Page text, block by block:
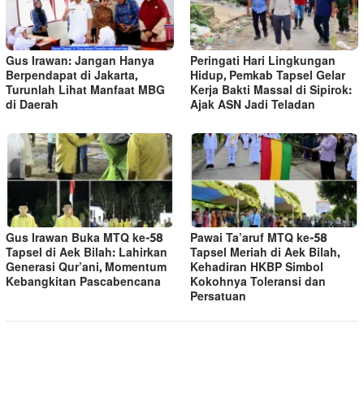
Gus Irawan: Jangan Hanya
Berpendapat di Jakarta,
Turunlah Lihat Manfaat MBG
di Daerah
Peringati Hari Lingkungan
Hidup, Pemkab Tapsel Gelar
Kerja Bakti Massal di Sipirok:
Ajak ASN Jadi Teladan
Gus Irawan Buka MTQ ke-58
Tapsel di Aek Bilah: Lahirkan
Generasi Qur’ani, Momentum
Kebangkitan Pascabencana
Pawai Ta’aruf MTQ ke-58
Tapsel Meriah di Aek Bilah,
Kehadiran HKBP Simbol
Kokohnya Toleransi dan
Persatuan